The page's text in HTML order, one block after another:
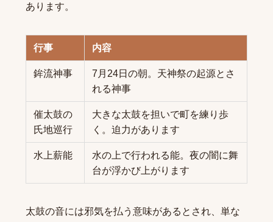
あります。
行事 内容
鉾流神事
7月24日の朝。天神祭の起源とさ
れる神事
催太鼓の
氏地巡行
大きな太鼓を担いで町を練り歩
く。迫力があります
水上薪能
水の上で行われる能。夜の闇に舞
台が浮かび上がります
太鼓の音には邪気を払う意味があるとされ、単な